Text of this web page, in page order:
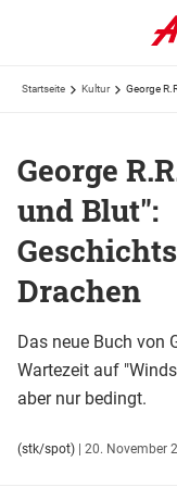
Startseite Kultur George
George
und Blut":
Drachen
Das neue Buch von
Wartezeit auf
aber nur bedingt.
(stk/spot) | 20. November